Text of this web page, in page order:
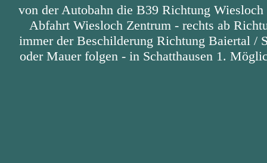
von der Autobahn die B39 Richtung Wiesloch
Abfahrt Wiesloch Zentrum - rechts ab
immer der Beschilderung Richtung Baiertal /
oder Mauer folgen - in Schatthausen 1.